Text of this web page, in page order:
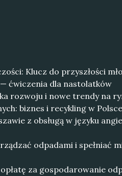
Klucz do przyszłości
ćwiczenia dla nastolatków
rozwoju i nowe trendy na
biznes i recykling w Polsce
z obsługą w języku
odpadami i spełniać
za gospodarowanie